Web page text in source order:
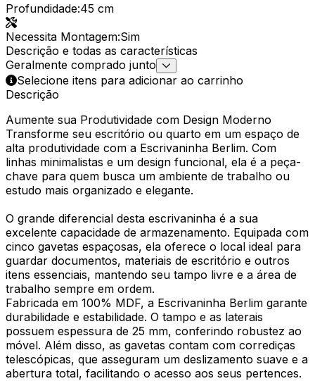
Profundidade:45 cm
Necessita Montagem:Sim
Descrição e todas as características
Geralmente comprado junto
Selecione itens para adicionar ao carrinho
Descrição
Aumente sua Produtividade com Design Moderno
Transforme seu escritório ou quarto em um espaço de
alta produtividade com a Escrivaninha Berlim. Com
linhas minimalistas e um design funcional, ela é a peça-
chave para quem busca um ambiente de trabalho ou
estudo mais organizado e elegante.
O grande diferencial desta escrivaninha é a sua
excelente capacidade de armazenamento. Equipada com
cinco gavetas espaçosas, ela oferece o local ideal para
guardar documentos, materiais de escritório e outros
itens essenciais, mantendo seu tampo livre e a área de
trabalho sempre em ordem.
Fabricada em 100% MDF, a Escrivaninha Berlim garante
durabilidade e estabilidade. O tampo e as laterais
possuem espessura de 25 mm, conferindo robustez ao
móvel. Além disso, as gavetas contam com corrediças
telescópicas, que asseguram um deslizamento suave e a
abertura total, facilitando o acesso aos seus pertences.